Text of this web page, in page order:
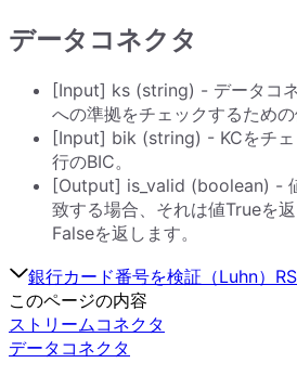
データコネクタ
[Input] ks (string) - データコ
への準拠をチェックするための
[Input] bik (string) - KCをチェ
行のBIC。
[Output] is_valid (boolean) -
致する場合、それは値Trueを
Falseを返します。
銀行カード番号を検証（Luhn）
このページの内容
ストリームコネクタ
データコネクタ